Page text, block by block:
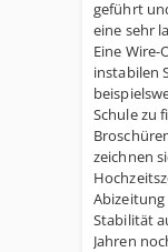
geführt
eine sehr
Eine
instabilen
Schule zu
zeichnen
Stabilität
Jahren